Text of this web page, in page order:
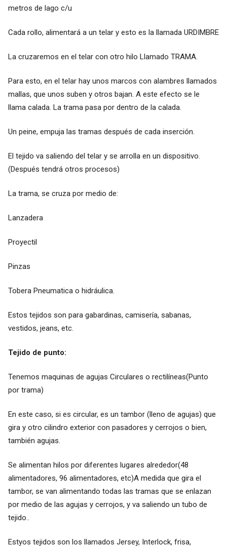
metros de lago c/u
Cada rollo, alimentará a un telar y esto es la llamada URDIMBRE
La cruzaremos en el telar con otro hilo Llamado TRAMA.
Para esto, en el telar hay unos marcos con alambres llamados
mallas, que unos suben y otros bajan. A este efecto se le
llama calada. La trama pasa por dentro de la calada.
Un peine, empuja las tramas después de cada inserción.
El tejido va saliendo del telar y se arrolla en un dispositivo.
(Después tendrá otros procesos)
La trama, se cruza por medio de:
Lanzadera
Proyectil
Pinzas
Tobera Pneumatica o hidráulica.
Estos tejidos son para gabardinas, camisería, sabanas,
vestidos, jeans, etc.
Tejido de punto:
Tenemos maquinas de agujas Circulares o rectilíneas(Punto
por trama)
En este caso, si es circular, es un tambor (lleno de agujas) que
gira y otro cilindro exterior con pasadores y cerrojos o bien,
también agujas.
Se alimentan hilos por diferentes lugares alrededor(48
alimentadores, 96 alimentadores, etc)A medida que gira el
tambor, se van alimentando todas las tramas que se enlazan
por medio de las agujas y cerrojos, y va saliendo un tubo de
tejido..
Estyos tejidos son los llamados Jersey, Interlock, frisa,